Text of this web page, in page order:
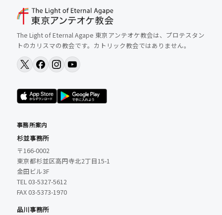
The Light of Eternal Agape 東京アンテオケ教会は、プロテスタン
トのカリスマの教会です。カトリック教会ではありません。
事務所案内
杉並事務所
〒166-0002
東京都杉並区高円寺北2丁目15-1
金田ビル3F
TEL 03-5327-5612
FAX 03-5373-1970
品川事務所